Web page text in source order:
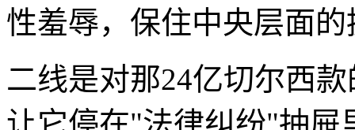
性羞辱，保住中央层面
二线是对那24亿切尔西
让它停在"法律纠纷"抽屉